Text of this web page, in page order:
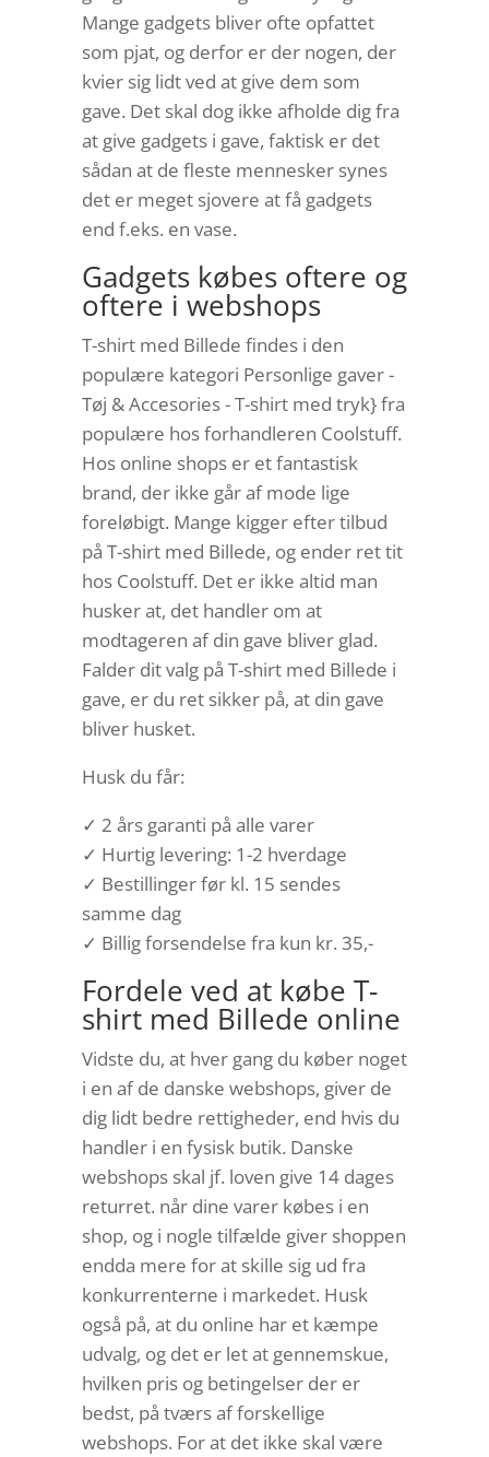
Mange gadgets bliver ofte opfattet
som pjat, og derfor er der nogen, der
kvier sig lidt ved at give dem som
gave. Det skal dog ikke afholde dig fra
at give gadgets i gave, faktisk er det
sådan at de fleste mennesker synes
det er meget sjovere at få gadgets
end f.eks. en vase.
Gadgets købes oftere og
oftere i webshops
T-shirt med Billede findes i den
populære kategori Personlige gaver -
Tøj & Accesories - T-shirt med tryk} fra
populære hos forhandleren Coolstuff.
Hos online shops er et fantastisk
brand, der ikke går af mode lige
foreløbigt. Mange kigger efter tilbud
på T-shirt med Billede, og ender ret tit
hos Coolstuff. Det er ikke altid man
husker at, det handler om at
modtageren af din gave bliver glad.
Falder dit valg på T-shirt med Billede i
gave, er du ret sikker på, at din gave
bliver husket.
Husk du får:
✓ 2 års garanti på alle varer
✓ Hurtig levering: 1-2 hverdage
✓ Bestillinger før kl. 15 sendes
samme dag
✓ Billig forsendelse fra kun kr. 35,-
Fordele ved at købe T-
shirt med Billede online
Vidste du, at hver gang du køber noget
i en af de danske webshops, giver de
dig lidt bedre rettigheder, end hvis du
handler i en fysisk butik. Danske
webshops skal jf. loven give 14 dages
returret. når dine varer købes i en
shop, og i nogle tilfælde giver shoppen
endda mere for at skille sig ud fra
konkurrenterne i markedet. Husk
også på, at du online har et kæmpe
udvalg, og det er let at gennemskue,
hvilken pris og betingelser der er
bedst, på tværs af forskellige
webshops. For at det ikke skal være